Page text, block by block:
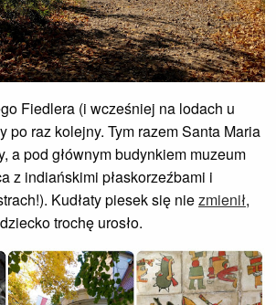
Fiedlera (i wcześniej na lodach u
po raz kolejny. Tym razem Santa Maria
a pod głównym budynkiem muzeum
z indiańskimi płaskorzeźbami i
Kudłaty piesek się niezmienił,
trochę urosło.